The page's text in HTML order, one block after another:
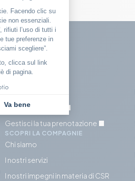
Check in
Prenotare un volo
Gestisci la tua prenotazione
SCOPRI LA COMPAGNIE
Chi siamo
I nostri servizi
I nostri impegni in materia di CSR